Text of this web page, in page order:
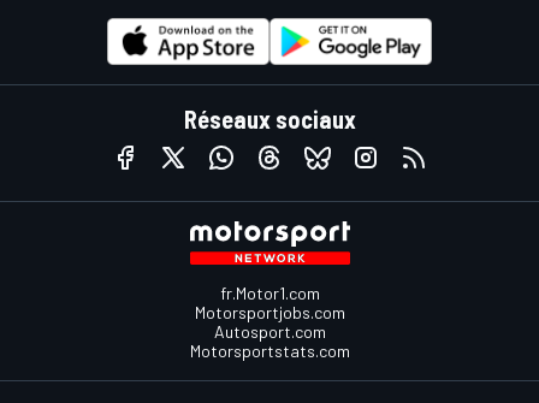
Réseaux sociaux
fr.Motor1.com
Motorsportjobs.com
Autosport.com
Motorsportstats.com